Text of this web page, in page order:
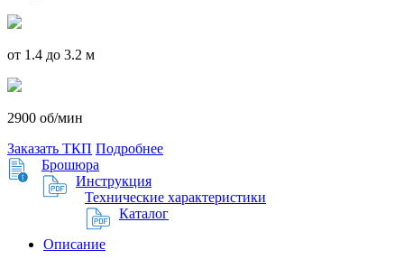
от 1.4 до 3.2 м
2900 об/мин
Заказать ТКП Подробнее
Брошюра
Инструкция
Технические характеристики
Каталог
Описание